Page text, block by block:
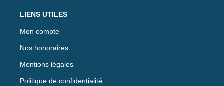
LIENS UTILES
Mon compte
Nos honoraires
Mentions légales
Politique de confidentialité